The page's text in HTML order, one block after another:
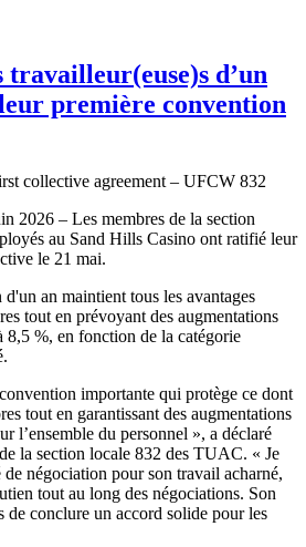
travailleur(euse)s d’un
première convention
2026 – Les membres de la section
au Sand Hills Casino ont ratifié leur
le 21 mai.
an maintient tous les avantages
tout en prévoyant des augmentations
8,5 %, en fonction de la catégorie
importante qui protège ce dont
tout en garantissant des augmentations
l’ensemble du personnel », a déclaré
la section locale 832 des TUAC. « Je
négociation pour son travail acharné,
tout au long des négociations. Son
de conclure un accord solide pour les